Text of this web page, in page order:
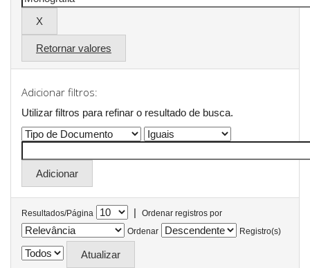
Retornar valores
Adicionar filtros:
Utilizar filtros para refinar o resultado de busca.
Resultados/Página |
Ordenar registros por
Ordenar
Registro(s)